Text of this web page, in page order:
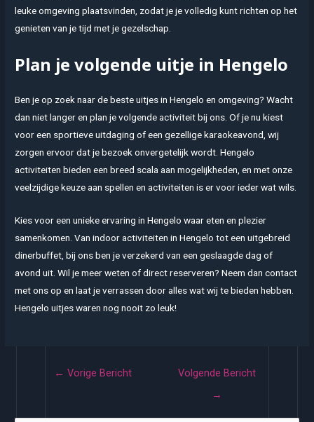
leuke omgeving plaatsvinden, zodat je je volledig kunt richten op het
genieten van je tijd met je gezelschap.
Plan je volgende uitje in Hengelo
Ben je op zoek naar de beste uitjes in Hengelo en omgeving? Wacht
dan niet langer en plan je volgende activiteit bij ons. Of je nu kiest
voor een sportieve uitdaging of een gezellige karaokeavond, wij
zorgen ervoor dat je bezoek onvergetelijk wordt. Hengelo
activiteiten bieden een breed scala aan mogelijkheden, en met onze
veelzijdige keuze aan spellen en activiteiten is er voor ieder wat wils.
Kies voor een unieke ervaring in Hengelo waar eten en plezier
samenkomen. Van indoor activiteiten in Hengelo tot een uitgebreid
dinerbuffet, bij ons ben je verzekerd van een geslaagde dag of
avond uit. Wil je meer weten of direct reserveren? Neem dan contact
met ons op en laat je verrassen door alles wat wij te bieden hebben.
Hengelo uitjes waren nog nooit zo leuk!
← Vorige Bericht
Volgende Bericht
→